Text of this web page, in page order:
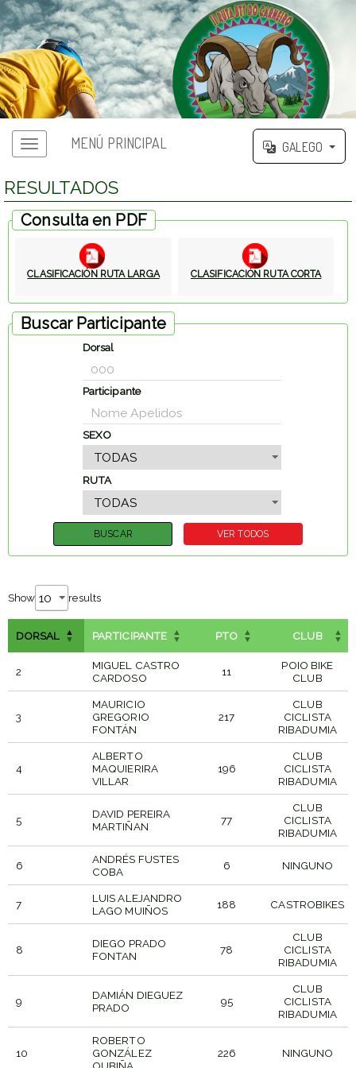
MENÚ PRINCIPAL GALEGO
RESULTADOS
Consulta en PDF
CLASIFICACIÓN RUTA LARGA CLASIFICACIÓN RUTA CORTA
Buscar Participante
Dorsal
Participante
SEXO
RUTA
Show results
DORSAL PARTICIPANTE PTO CLUB
2
MIGUEL CASTRO
CARDOSO
11
POIO BIKE
CLUB
3
MAURICIO
GREGORIO
FONTÁN
217
CLUB
CICLISTA
RIBADUMIA
4
ALBERTO
MAQUIERIRA
VILLAR
196
CLUB
CICLISTA
RIBADUMIA
5
DAVID PEREIRA
MARTIÑAN
77
CLUB
CICLISTA
RIBADUMIA
6
ANDRÉS FUSTES
COBA
6 NINGUNO
7
LUIS ALEJANDRO
LAGO MUIÑOS
188 CASTROBIKES
8
DIEGO PRADO
FONTAN
78
CLUB
CICLISTA
RIBADUMIA
9
DAMIÁN DIEGUEZ
PRADO
95
CLUB
CICLISTA
RIBADUMIA
10
ROBERTO
GONZÁLEZ
226 NINGUNO